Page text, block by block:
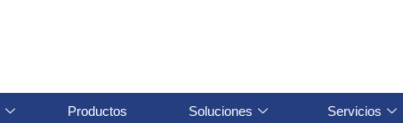
Productos Soluciones Servicios